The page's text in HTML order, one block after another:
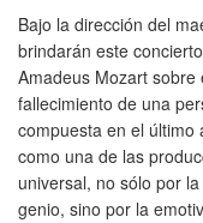
Bajo la dirección del
brindarán este
Amadeus Mozart
fallecimiento de una
compuesta en el
como una de las
universal, no sólo por
genio, sino por la